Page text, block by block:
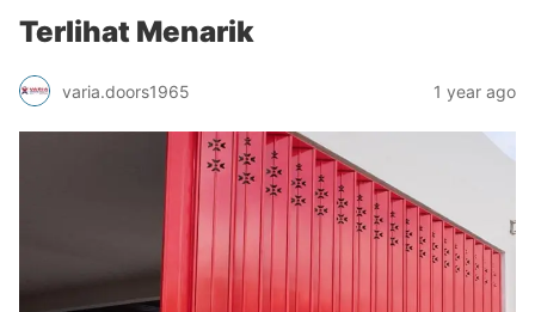
Terlihat Menarik
varia.doors1965 1 year ago